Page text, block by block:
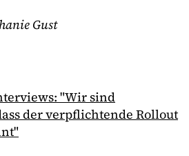
Gust
"Wir sind
der verpflichtende Rollout